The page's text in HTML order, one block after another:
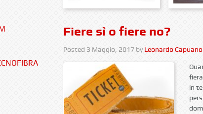
Fiere sì o fiere no?
Posted 3 Maggio, 2017byLeonardo Capuano
in